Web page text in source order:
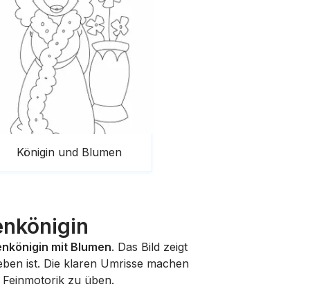
Königin und Blumen
mit Blumen. Das Bild zeigt
ist. Die klaren Umrisse machen
zu üben.